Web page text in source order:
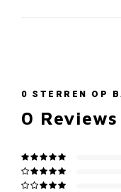
0 STERREN OP
0 Reviews